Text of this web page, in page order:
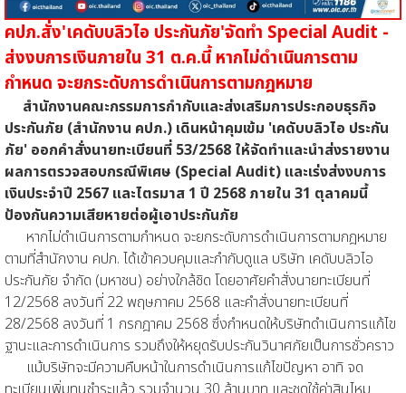
คปภ.สั่ง'เคดับบลิวไอ ประกันภัย'จัดทำ Special Audit -
ส่งงบการเงินภายใน 31 ต.ค.นี้ หากไม่ดำเนินการตาม
กำหนด จะยกระดับการดำเนินการตามกฎหมาย
สำนักงานคณะกรรมการกำกับและส่งเสริมการประกอบธุรกิจ
ประกันภัย (สำนักงาน คปภ.) เดินหน้าคุมเข้ม 'เคดับบลิวไอ ประกัน
ภัย' ออกคำสั่งนายทะเบียนที่ 53/2568 ให้จัดทำและนำส่งรายงาน
ผลการตรวจสอบกรณีพิเศษ (Special Audit) และเร่งส่งงบการ
เงินประจำปี 2567 และไตรมาส 1 ปี 2568 ภายใน 31 ตุลาคมนี้
ป้องกันความเสียหายต่อผู้เอาประกันภัย
หากไม่ดำเนินการตามกำหนด จะยกระดับการดำเนินการตามกฎหมาย
ตามที่สำนักงาน คปภ. ได้เข้าควบคุมและกำกับดูแล บริษัท เคดับบลิวไอ
ประกันภัย จำกัด (มหาชน) อย่างใกล้ชิด โดยอาศัยคำสั่งนายทะเบียนที่
12/2568 ลงวันที่ 22 พฤษภาคม 2568 และคำสั่งนายทะเบียนที่
28/2568 ลงวันที่ 1 กรกฎาคม 2568 ซึ่งกำหนดให้บริษัทดำเนินการแก้ไข
ฐานะและการดำเนินการ รวมถึงให้หยุดรับประกันวินาศภัยเป็นการชั่วคราว
แม้บริษัทจะมีความคืบหน้าในการดำเนินการแก้ไขปัญหา อาทิ จด